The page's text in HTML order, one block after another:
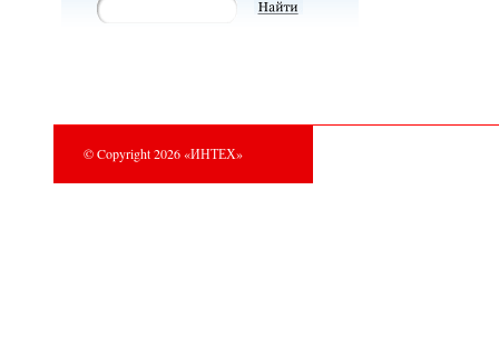
© Copyright 2026 «ИНТЕХ»